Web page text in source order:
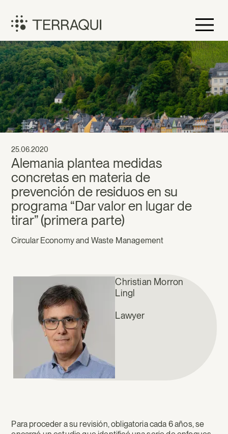
content
Terraqui
Alemania plantea medidas
concretas en materia de
prevención de residuos en su
programa “Dar valor en lugar de
tirar” (primera parte)
25.06.2020
Circular Economy and Waste Management
Para proceder a su revisión, obligatoria cada 6 años, se
Christian Morron
Lingl
Lawyer